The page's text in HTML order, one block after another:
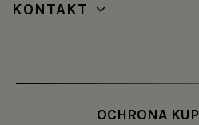
KONTAKT
OCHRONA